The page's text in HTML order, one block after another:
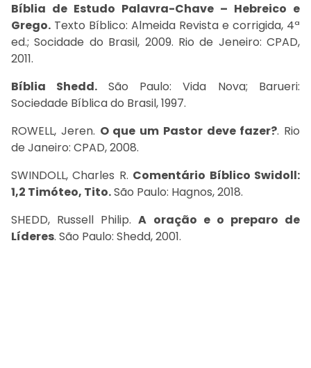
Bíblia de Estudo Palavra-Chave – Hebreico e
Grego. Texto Bíblico: Almeida Revista e corrigida, 4ª
ed.; Socidade do Brasil, 2009. Rio de Jeneiro: CPAD,
2011.
Bíblia Shedd. São Paulo: Vida Nova; Barueri:
Sociedade Bíblica do Brasil, 1997.
ROWELL, Jeren. O que um Pastor deve fazer?. Rio
de Janeiro: CPAD, 2008.
SWINDOLL, Charles R. Comentário Bíblico Swidoll:
1,2 Timóteo, Tito.São Paulo: Hagnos, 2018.
SHEDD, Russell Philip.A oração e o preparo de
Líderes. São Paulo: Shedd, 2001.